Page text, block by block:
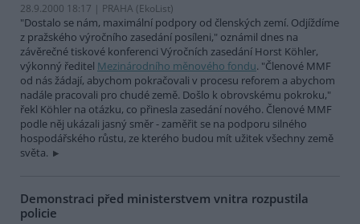
28.9.2000 18:17 | PRAHA (EkoList)
"Dostalo se nám, maximální podpory od členských zemí. Odjíždíme
z pražského výročního zasedání posíleni," oznámil dnes na
závěrečné tiskové konferenci Výročních zasedání Horst Köhler,
výkonný ředitel Mezinárodního měnového fondu. "Členové MMF
od nás žádají, abychom pokračovali v procesu reforem a abychom
nadále pracovali pro chudé země. Došlo k obrovskému pokroku,"
řekl Köhler na otázku, co přinesla zasedání nového. Členové MMF
podle něj ukázali jasný směr - zaměřit se na podporu silného
hospodářského růstu, ze kterého budou mít užitek všechny země
světa.
Demonstraci před ministerstvem vnitra rozpustila
policie